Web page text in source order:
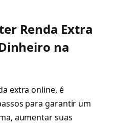
Renda Extra
na
extra online, é
para garantir um
aumentar suas